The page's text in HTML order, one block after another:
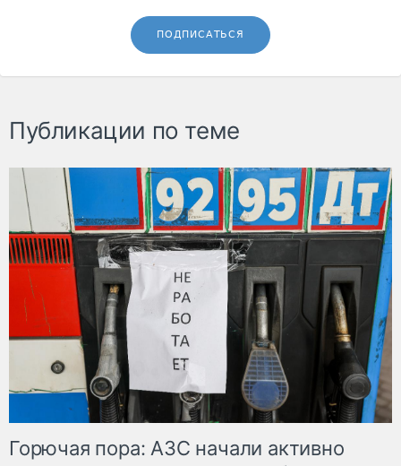
ПОДПИСАТЬСЯ
Публикации по теме
Горючая пора: АЗС начали активно